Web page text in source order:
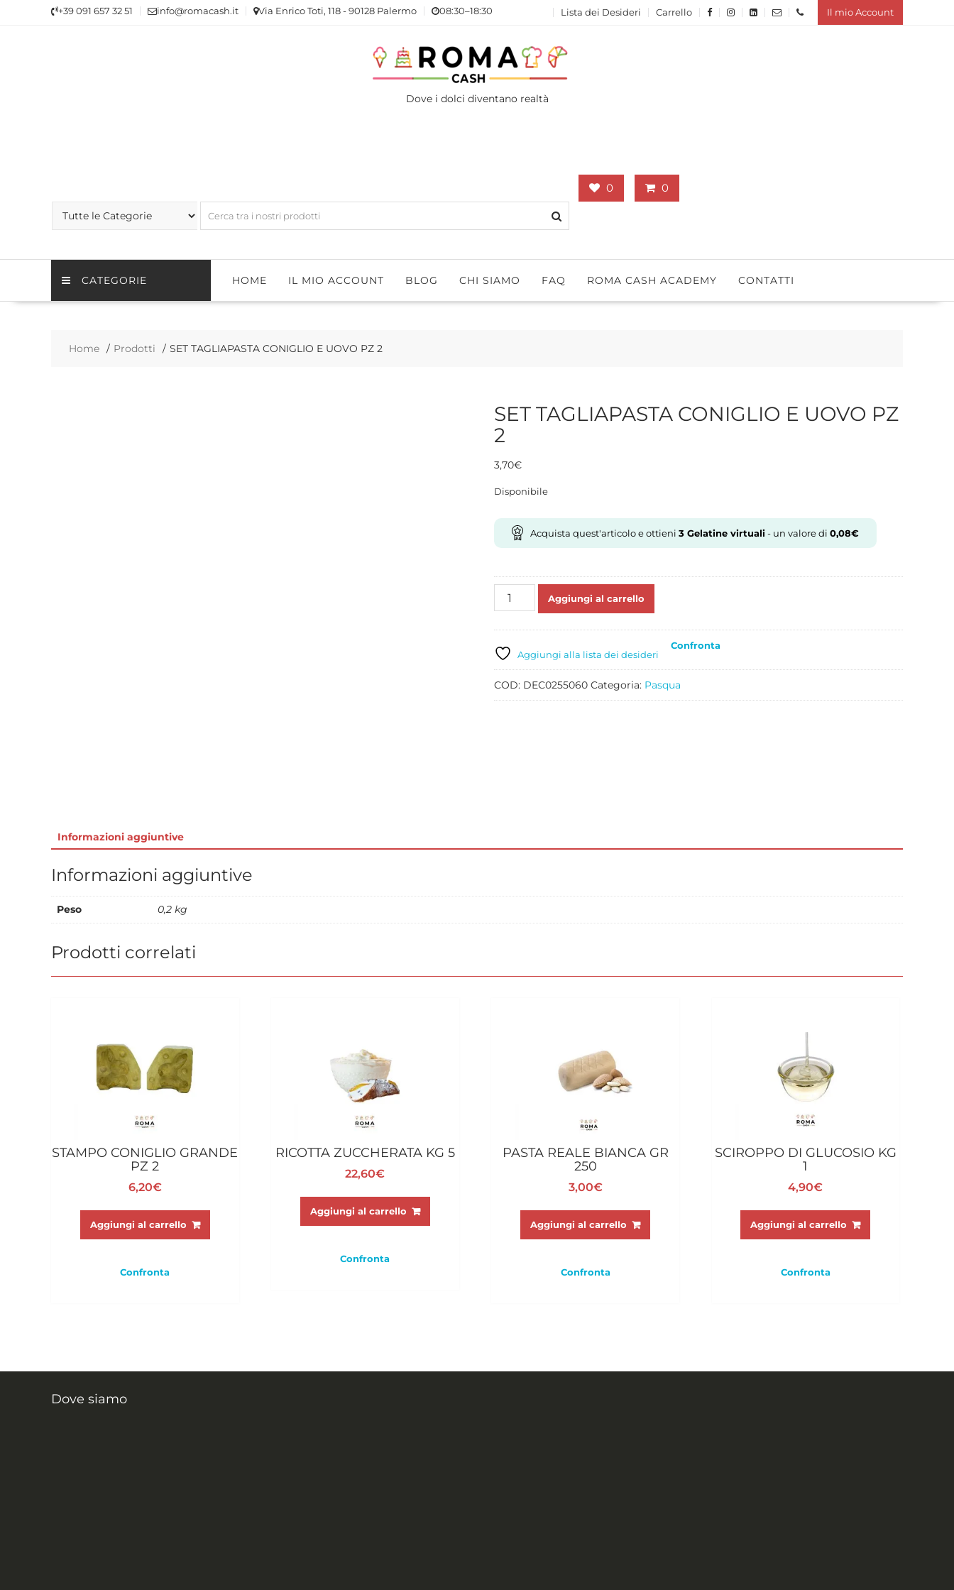
+39 091 657 32 51 info@romacash.it Via Enrico Toti, 118 - 90128 Palermo 08:30–18:30 Lista dei Desideri Carrello Il mio Account
Dove i dolci diventano realtà
0 0
CATEGORIE HOME IL MIO ACCOUNT BLOG CHI SIAMO FAQ ROMA CASH ACADEMY CONTATTI
Home Prodotti SET TAGLIAPASTA CONIGLIO E UOVO PZ 2
SET TAGLIAPASTA CONIGLIO E UOVO PZ
2
3,70€
Disponibile
Acquista quest'articolo e ottieni 3 Gelatine virtuali- un valore di 0,08€
SET
TAGLIAPASTA
UOVO
PZ
2
quantità
Aggiungi al carrello
Aggiungi alla lista dei desideri
Confronta
COD: DEC0255060 Categoria: Pasqua
Informazioni aggiuntive
Informazioni aggiuntive
Peso 0,2 kg
Prodotti correlati
STAMPO CONIGLIO GRANDE
PZ 2
6,20€
Aggiungi al carrello
Confronta
RICOTTA ZUCCHERATA KG 5
22,60€
Aggiungi al carrello
Confronta
PASTA REALE BIANCA GR
250
3,00€
Aggiungi al carrello
Confronta
SCIROPPO DI GLUCOSIO KG
1
4,90€
Aggiungi al carrello
Confronta
Dove siamo